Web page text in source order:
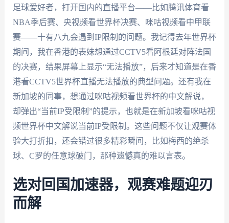
足球爱好者，打开国内的直播平台——比如腾讯体育看
NBA季后赛、央视频看世界杯决赛、咪咕视频看中甲联
赛——十有八九会遇到IP限制的问题。我记得去年世界杯
期间，我在香港的表妹想通过CCTV5看阿根廷对阵法国
的决赛，结果屏幕上显示“无法播放”，后来才知道是在香
港看CCTV5世界杯直播无法播放的典型问题。还有我在
新加坡的同事，想通过咪咕视频看世界杯的中文解说，
却弹出“当前IP受限制”的提示，也就是在新加坡看咪咕视
频世界杯中文解说当前IP受限制。这些问题不仅让观赛体
验大打折扣，还会错过很多精彩瞬间，比如梅西的绝杀
球、C罗的任意球破门，那种遗憾真的难以言表。
选对回国加速器，观赛难题迎刃
而解